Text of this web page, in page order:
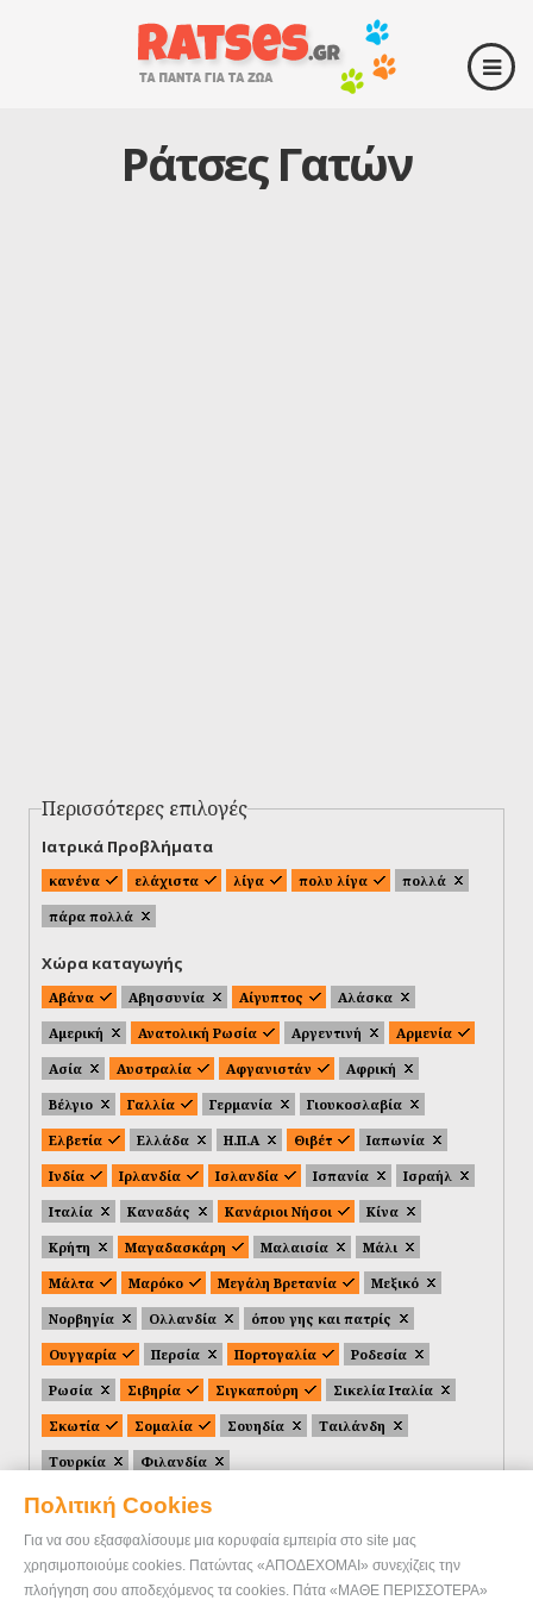
Πολιτική Cookies
Για να σου εξασφαλίσουμε μια κορυφαία εμπειρία στο site μας
χρησιμοποιούμε cookies. Πατώντας «ΑΠΟΔΕΧΟΜΑΙ» συνεχίζεις την
πλοήγηση σου αποδεχόμενος τα cookies. Πάτα «ΜΑΘΕ ΠΕΡΙΣΣΟΤΕΡΑ»
Ράτσες Γατών
Περισσότερες επιλογές
Ιατρικά Προβλήματα
κανένα ελάχιστα λίγα πολυ λίγα
πολλά
πάρα πολλά
Χώρα καταγωγής
Αβάνα Αβησσυνία Αίγυπτος
Αλάσκα
Αμερική
Ανατολική Ρωσία Αργεντινή
Αρμενία
Ασία
Αυστραλία Αφγανιστάν
Αφρική
Βέλγιο
Γαλλία Γερμανία
Γιουκοσλαβία
Ελβετία
Ελλάδα Η.Π.Α Θιβέτ
Ιαπωνία
Ινδία
Ιρλανδία Ισλανδία Ισπανία
Ισραήλ
Ιταλία
Καναδάς Κανάριοι Νήσοι
Κίνα
Κρήτη
Μαγαδασκάρη Μαλαισία
Μάλι
Μάλτα
Μαρόκο Μεγάλη Βρετανία
Μεξικό
Νορβηγία
Ολλανδία
όπου γης και πατρίς
Ουγγαρία
Περσία Πορτογαλία
Ροδεσία
Ρωσία
Σιβηρία Σιγκαπούρη
Σικελία Ιταλία
Σκωτία
Σομαλία Σουηδία
Ταιλάνδη
Τουρκία
Φιλανδία